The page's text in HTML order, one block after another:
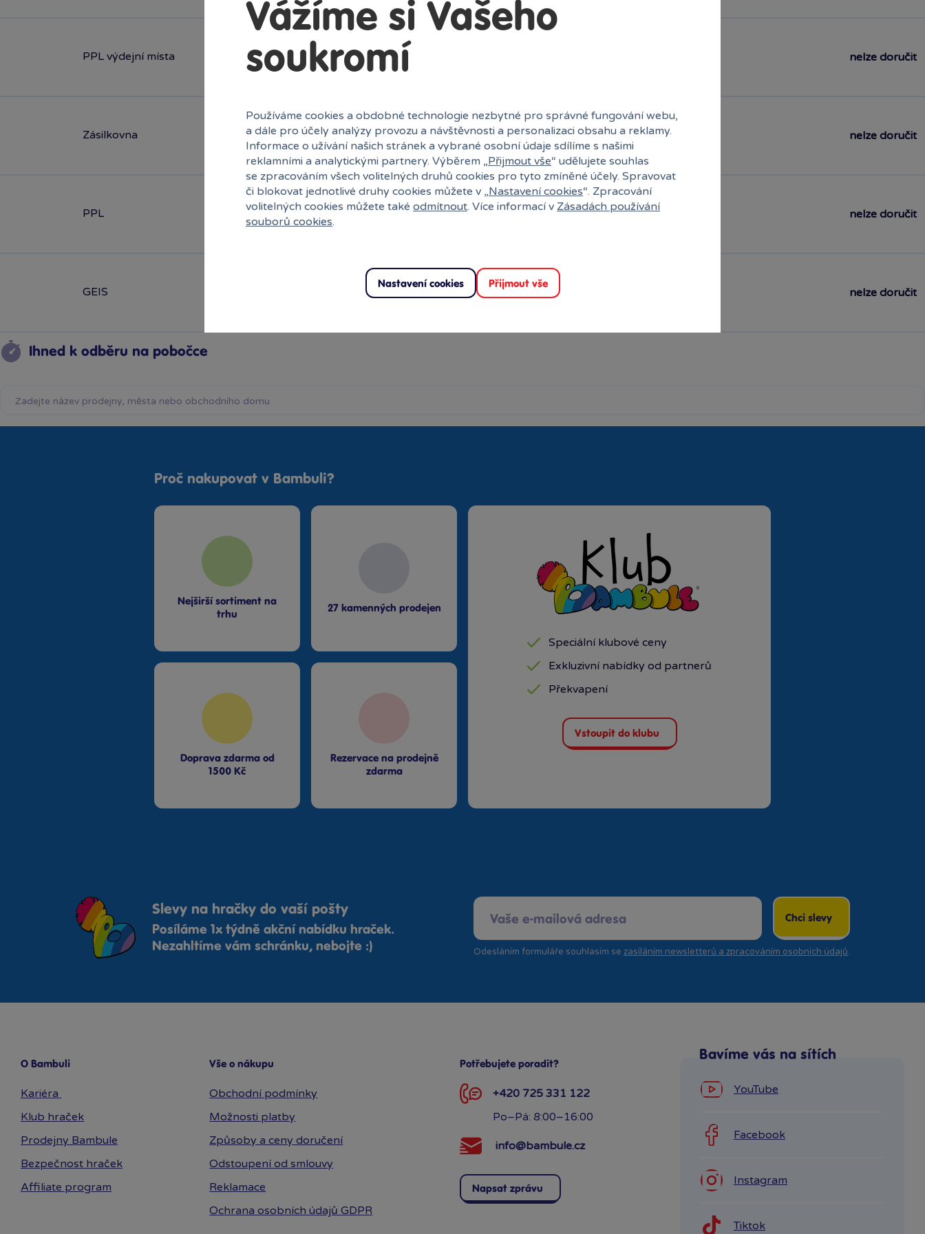
PPL výdejní místa nelze doručit
Zásilkovna nelze doručit
PPL nelze doručit
GEIS nelze doručit
Ihned k odběru na pobočce
Proč nakupovat v Bambuli?
Nejširší sortiment na
trhu
27 kamenných prodejen
Doprava zdarma od
1500 Kč
Rezervace na prodejně
zdarma
Speciální klubové ceny
Exkluzivní nabídky od partnerů
Překvapení
Vstoupit do klubu
Slevy na hračky do vaší pošty
Posíláme 1x týdně akční nabídku hraček.
Nezahltíme vám schránku, nebojte :)
Chci slevy
Odesláním formuláře souhlasím se zasíláním newsletterů a zpracováním osobních údajů.
O Bambuli
Kariéra
Klub hraček
Prodejny Bambule
Bezpečnost hraček
Affiliate program
Vše o nákupu
Obchodní podmínky
Možnosti platby
Způsoby a ceny doručení
Odstoupení od smlouvy
Reklamace
Ochrana osobních údajů GDPR
Potřebujete poradit?
+420 725 331 122
Po–Pá: 8:00–16:00
info@bambule.cz
Napsat zprávu
Bavíme vás na sítích
YouTube
Facebook
Instagram
Tiktok
Vážíme si Vašeho
soukromí
Používáme cookies a obdobné technologie nezbytné pro správné fungování webu,
a dále pro účely analýzy provozu a návštěvnosti a personalizaci obsahu a reklamy.
Informace o užívání našich stránek a vybrané osobní údaje sdílíme s našimi
reklamními a analytickými partnery. Výběrem „Přijmout vše“ udělujete souhlas
se zpracováním všech volitelných druhů cookies pro tyto zmíněné účely. Spravovat
či blokovat jednotlivé druhy cookies můžete v „Nastavení cookies“. Zpracování
volitelných cookies můžete také odmítnout. Více informací v Zásadách používání
souborů cookies.
Nastavení cookies Přijmout vše